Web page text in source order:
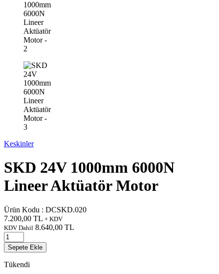
Keskinler
SKD 24V 1000mm 6000N
Lineer Aktüatör Motor
Ürün Kodu : DCSKD.020
7.200,00 TL + KDV
KDV Dahil 8.640,00 TL
Sepete Ekle
Tükendi